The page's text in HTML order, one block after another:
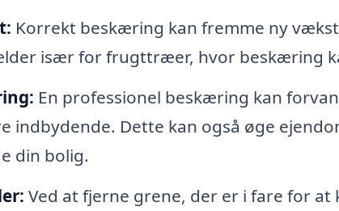
Korrekt beskæring kan fremme ny
især for frugttræer, hvor beskæring
En professionel beskæring kan
indbydende. Dette kan også øge
din bolig.
Ved at fjerne grene, der er i fare for